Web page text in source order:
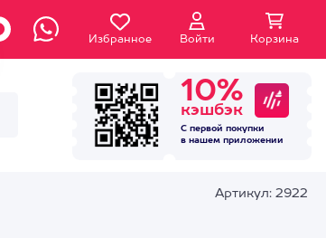
Избранное Войти Корзина
10%
кэшбэк
С первой покупки
в нашем приложении
Артикул: 2922